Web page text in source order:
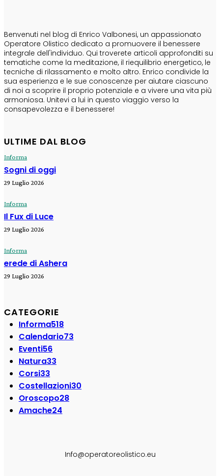
Benvenuti nel blog di Enrico Valbonesi, un appassionato
Operatore Olistico dedicato a promuovere il benessere
integrale dell'individuo. Qui troverete articoli approfonditi su
tematiche come la meditazione, il riequilibrio energetico, le
tecniche di rilassamento e molto altro. Enrico condivide la
sua esperienza e le sue conoscenze per aiutare ciascuno
di noi a scoprire il proprio potenziale e a vivere una vita più
armoniosa. Unitevi a lui in questo viaggio verso la
consapevolezza e il benessere!
ULTIME DAL BLOG
Informa
Sogni di oggi
29 Luglio 2026
Informa
Il Fux di Luce
29 Luglio 2026
Informa
erede di Ashera
29 Luglio 2026
CATEGORIE
Informa518
Calendario73
Eventi56
Natura33
Corsi33
Costellazioni30
Oroscopo28
Amache24
Info@operatoreolistico.eu